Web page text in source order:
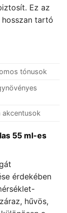
Ez az
tartó
tónusok
akcentusok
55 ml-es
érdekében
hűvös,